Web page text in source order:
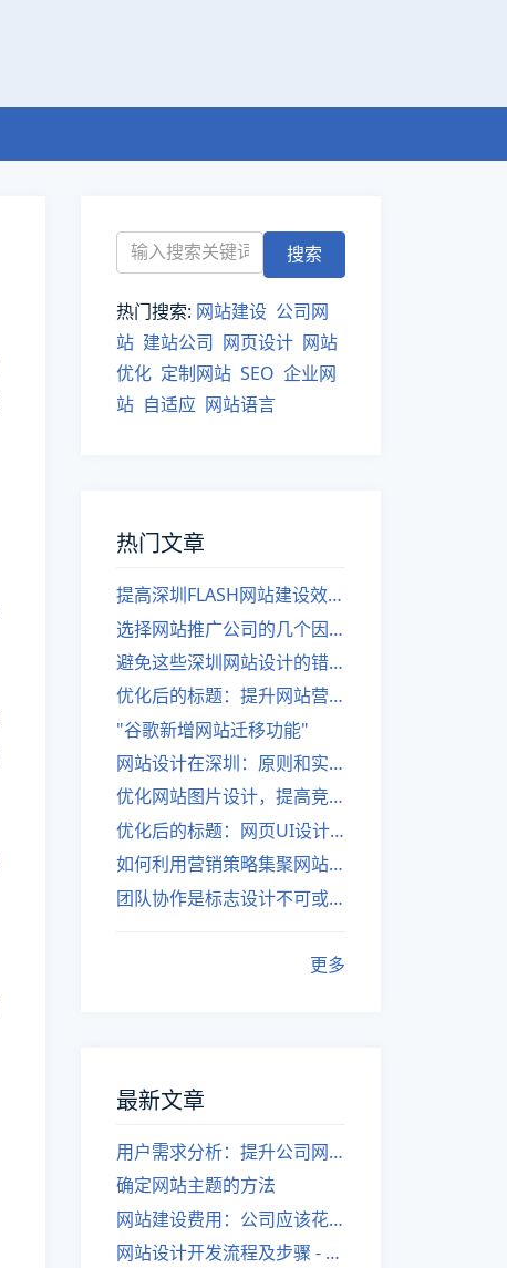
热门搜索: 网站建设 公司网
站 建站公司 网页设计 网站
优化 定制网站 SEO 企业网
站 自适应 网站语言
热门文章
提高深圳FLASH网站建设效率的建议
选择网站推广公司的几个因素
避免这些深圳网站设计的错误
优化后的标题：提升网站营销绩效的策略
"谷歌新增网站迁移功能"
网站设计在深圳：原则和实践
优化网站图片设计，提高竞争力
优化后的标题：网页UI设计与APP UI设计应用软件
如何利用营销策略集聚网站流量
团队协作是标志设计不可或缺的一部分
更多
最新文章
用户需求分析：提升公司网站建设效果
确定网站主题的方法
网站建设费用：公司应该花费多少？
网站设计开发流程及步骤 - 优化后的标题